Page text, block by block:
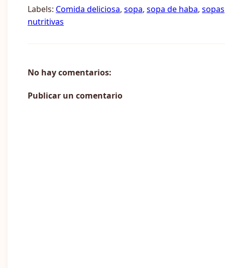
Labels: Comida deliciosa, sopa, sopa de haba, sopas
nutritivas
No hay comentarios:
Publicar un comentario